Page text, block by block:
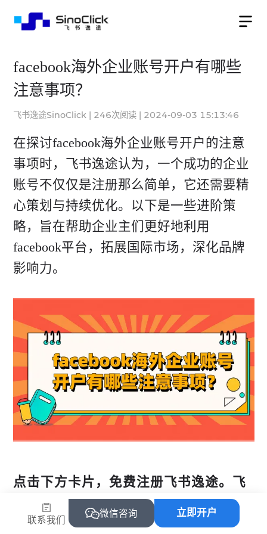
facebook海外企业账号开户有哪些
注意事项？
飞书逸途SinoClick | 246次阅读 | 2024-09-03 15:13:46
在探讨facebook海外企业账号开户的注意
事项时，飞书逸途认为，一个成功的企业
账号不仅仅是注册那么简单，它还需要精
心策划与持续优化。以下是一些进阶策
略，旨在帮助企业主们更好地利用
facebook平台，拓展国际市场，深化品牌
影响力。
点击下方卡片，免费注册飞书逸途。飞
书逸途广告管理提供了全面可视化的广
联系我们
微信咨询 立即开户